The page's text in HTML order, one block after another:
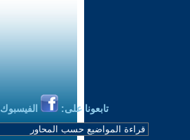
تابعونا على: الفيسبوك